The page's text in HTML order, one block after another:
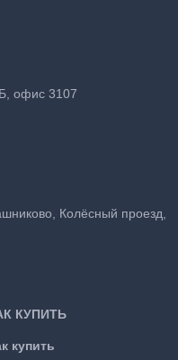
КУПИТЬ
купить
офис 3107
Колёсный проезд,